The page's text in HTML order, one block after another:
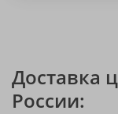
Доставка
России: